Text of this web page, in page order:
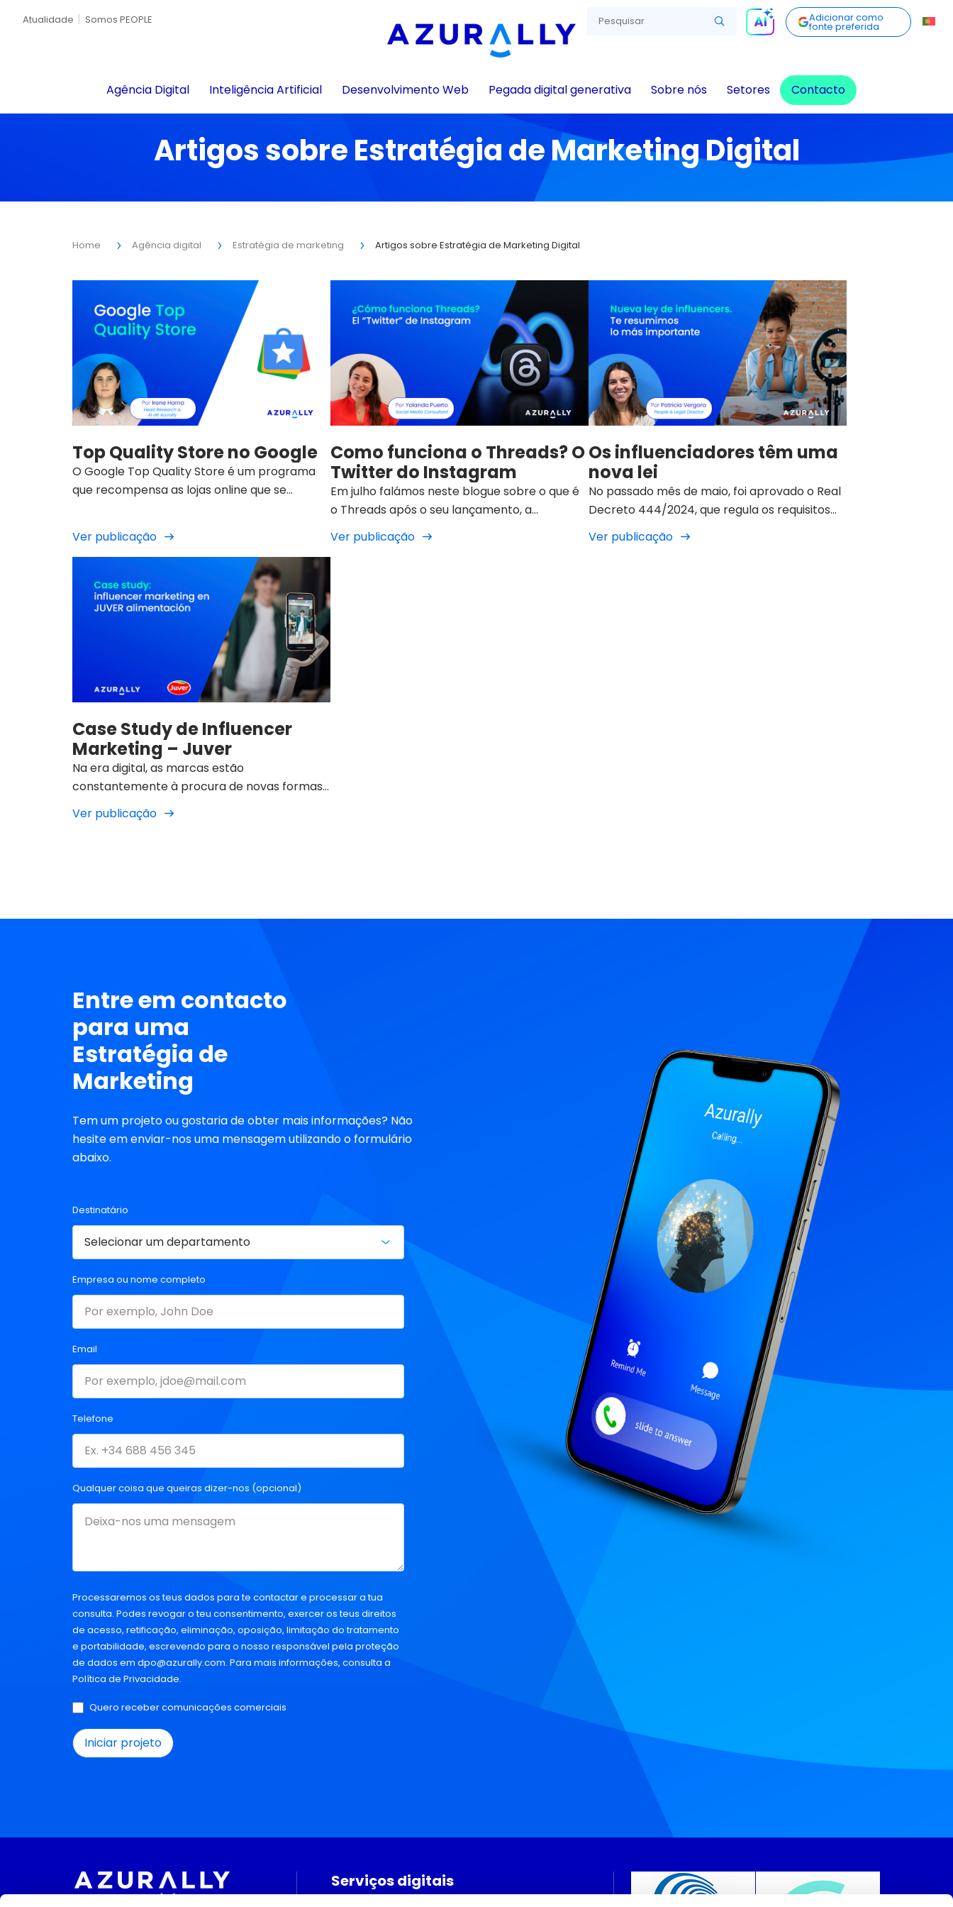
Atualidade Somos PEOPLE Adicionar como
fonte preferida
Agência Digital Inteligência Artificial Desenvolvimento Web Pegada digital generativa Sobre nós Setores Contacto
Artigos sobre Estratégia de Marketing Digital
Home Agência digital Estratégia de marketing Artigos sobre Estratégia de Marketing Digital
Top Quality Store no Google
O Google Top Quality Store é um programa
que recompensa as lojas online que se
Ver publicação
Como funciona o Threads? O
Twitter do Instagram
Em julho falámos neste blogue sobre o que é
o Threads após o seu lançamento, a
aplicação Meta que atingiu 50 milhões de
utilizadores 24 horas após o seu lançamento.
Ver publicação
Os influenciadores têm uma
nova lei
No passado mês de maio, foi aprovado o Real
Decreto 444/2024, que regula os requisitos
para efeitos de ser considerado utilizador de
especial relevância dos serviços de partilha
Ver publicação
Case Study de Influencer
Marketing – Juver
Na era digital, as marcas estão
constantemente à procura de novas formas
autêntica e relevante. Na Azurally, um dos
marcas e consumidores.
Ver publicação
Entre em contacto
para uma
Estratégia de
Marketing
Tem um projeto ou gostaria de obter mais informações? Não
hesite em enviar-nos uma mensagem utilizando o formulário
abaixo.
Destinatário
Empresa ou nome completo
Email
Telefone
Qualquer coisa que queiras dizer-nos (opcional)
Processaremos os teus dados para te contactar e processar a tua
consulta. Podes revogar o teu consentimento, exercer os teus direitos
de acesso, retificação, eliminação, oposição, limitação do tratamento
e portabilidade, escrevendo para o nosso responsável pela proteção
de dados em dpo@azurally.com. Para mais informações, consulta a
Política de Privacidade.
Quero receber comunicações comerciais
Serviços digitais